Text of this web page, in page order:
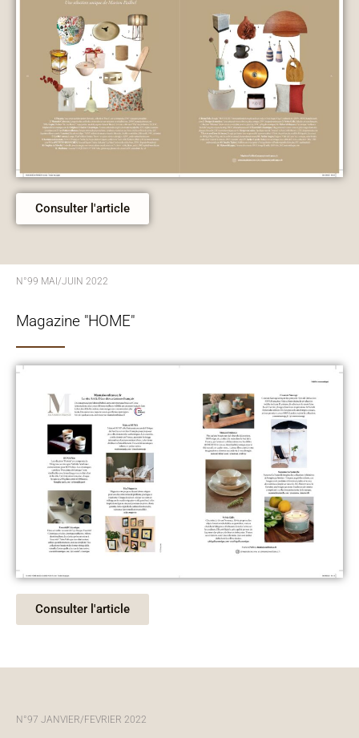
Consulter l'article
N°99 MAI/JUIN 2022
Magazine "HOME"
Consulter l'article
N°97 JANVIER/FEVRIER 2022